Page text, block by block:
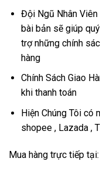
Đội Ngũ Nhân
bài bản sẽ giúp
trợ những chính
hàng
Chính Sách Giao
khi thanh toán
Hiện Chúng Tôi có
shopee , Lazada ,
Mua hàng trực tiếp tại: